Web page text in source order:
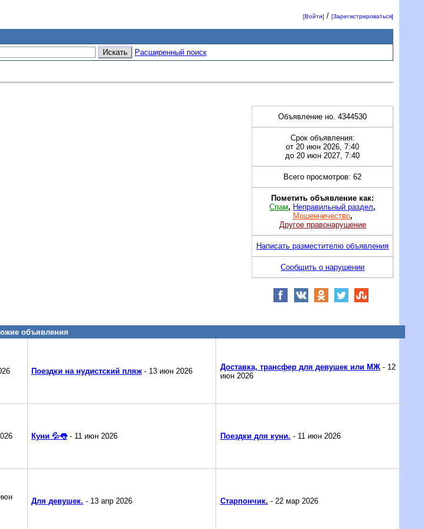
[Войти] /[Зарегистрироваться]
Расширенный поиск
Объявление но. 4344530
Срок объявления:
от 20 июн 2026, 7:40
до 20 июн 2027, 7:40
Всего просмотров: 62
Пометить объявление как:
Спам, Неправильный раздел,
Мошенничество,
Другое правонарушение
Написать разместителю объявления
Сообщить о нарушении
объявления
Поездки на нудистский пляж- 13 июн 2026 Доставка, трансфер для девушек или МЖ- 12
июн 2026
Куни 💦👅- 11 июн 2026 Поездки для куни. - 11 июн 2026
Для девушек. - 13 апр 2026 Старпончик. - 22 мар 2026